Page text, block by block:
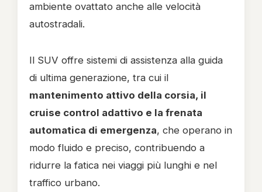
ambiente ovattato anche alle velocità
autostradali.
Il SUV offre sistemi di assistenza alla guida
di ultima generazione, tra cui il
mantenimento attivo della corsia, il
cruise control adattivo e la frenata
automatica di emergenza, che operano in
modo fluido e preciso, contribuendo a
ridurre la fatica nei viaggi più lunghi e nel
traffico urbano.